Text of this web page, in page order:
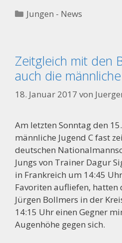
Kategorien
Jungen - News
Zeitgleich mit den
auch die
18. Januar 2017 von
Am letzten Sonntag den
männliche Jugend C fast
deutschen
Jungs von Trainer Dagur
in Frankreich um 14:45
Favoriten aufliefen, hatten
Jürgen Bollmers in der
14:15 Uhr einen Gegner
Augenhöhe gegen sich.